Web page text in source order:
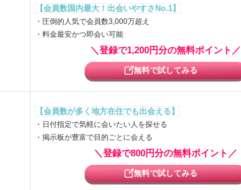
【会員数国内最大！出会いやすさNo.1】
・圧倒的人気で会員数3,000万超え
・料金最安かつ即会い可能
＼登録で1,200円分の無料ポイント／
無料で試してみる
【会員数が多く地方在住でも出会える】
・日付指定で気軽に会いたい人を探せる
・掲示板が豊富で目的ごとに会える
＼登録で800円分の無料ポイント／
無料で試してみる